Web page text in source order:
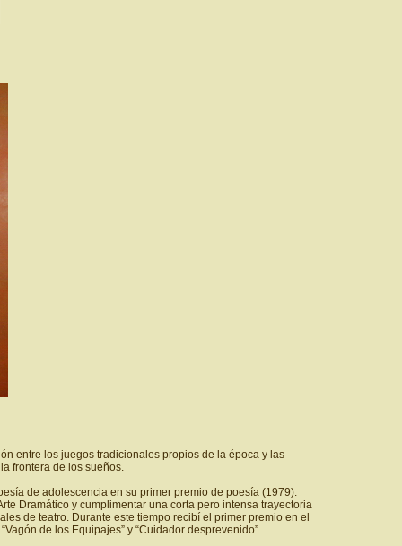
entre los juegos tradicionales propios de la época y las
frontera de los sueños.
de adolescencia en su primer premio de poesía (1979).
Dramático y cumplimentar una corta pero intensa trayectoria
de teatro. Durante este tiempo recibí el primer premio en el
de los Equipajes” y “Cuidador desprevenido”.